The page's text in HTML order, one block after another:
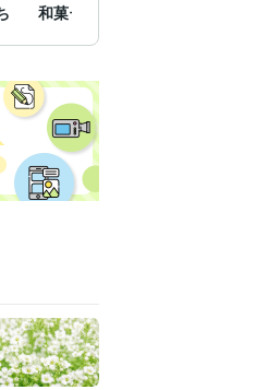
和菓子屋で働く少年たち